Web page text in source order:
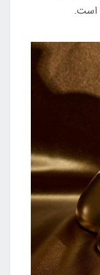
است.